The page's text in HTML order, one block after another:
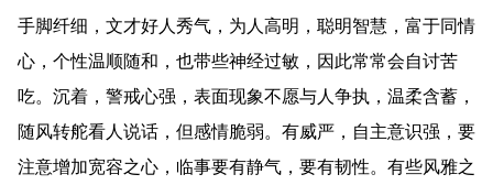
手脚纤细，文才好人秀气，为人高明，聪明智慧，富于同情
心，个性温顺随和，也带些神经过敏，因此常常会自讨苦
吃。沉着，警戒心强，表面现象不愿与人争执，温柔含蓄，
随风转舵看人说话，但感情脆弱。有威严，自主意识强，要
注意增加宽容之心，临事要有静气，要有韧性。有些风雅之